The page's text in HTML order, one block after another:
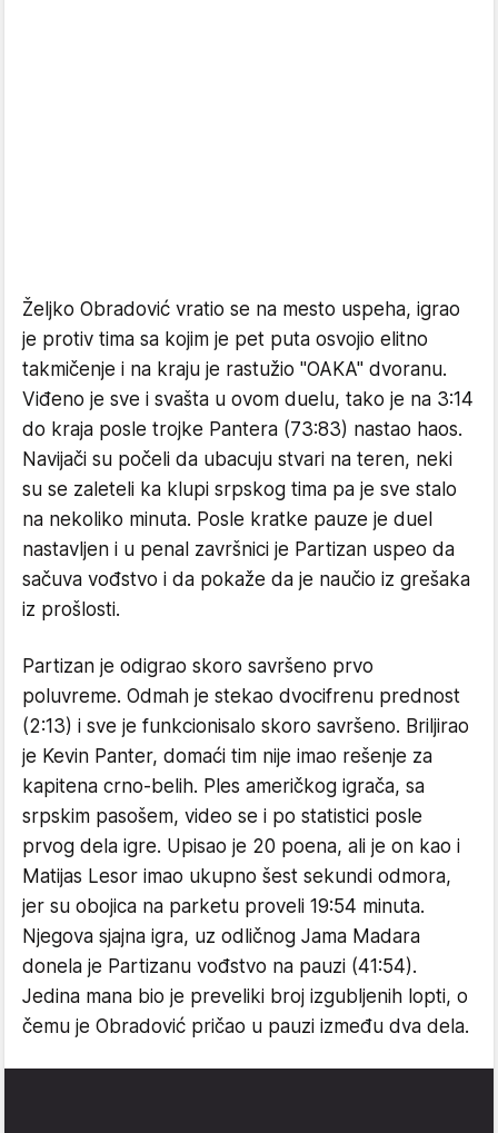
Željko Obradović vratio se na mesto uspeha, igrao
je protiv tima sa kojim je pet puta osvojio elitno
takmičenje i na kraju je rastužio "OAKA" dvoranu.
Viđeno je sve i svašta u ovom duelu, tako je na 3:14
do kraja posle trojke Pantera (73:83) nastao haos.
Navijači su počeli da ubacuju stvari na teren, neki
su se zaleteli ka klupi srpskog tima pa je sve stalo
na nekoliko minuta. Posle kratke pauze je duel
nastavljen i u penal završnici je Partizan uspeo da
sačuva vođstvo i da pokaže da je naučio iz grešaka
iz prošlosti.
Partizan je odigrao skoro savršeno prvo
poluvreme. Odmah je stekao dvocifrenu prednost
(2:13) i sve je funkcionisalo skoro savršeno. Briljirao
je Kevin Panter, domaći tim nije imao rešenje za
kapitena crno-belih. Ples američkog igrača, sa
srpskim pasošem, video se i po statistici posle
prvog dela igre. Upisao je 20 poena, ali je on kao i
Matijas Lesor imao ukupno šest sekundi odmora,
jer su obojica na parketu proveli 19:54 minuta.
Njegova sjajna igra, uz odličnog Jama Madara
donela je Partizanu vođstvo na pauzi (41:54).
Jedina mana bio je preveliki broj izgubljenih lopti, o
čemu je Obradović pričao u pauzi između dva dela.